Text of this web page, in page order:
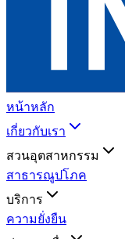
หน้าหลัก
เกี่ยวกับเรา
สวนอุตสาหกรรม
สาธารณูปโภค
บริการ
ความยั่งยืน